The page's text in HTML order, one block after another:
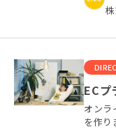
ECプ
オンラ
を作り